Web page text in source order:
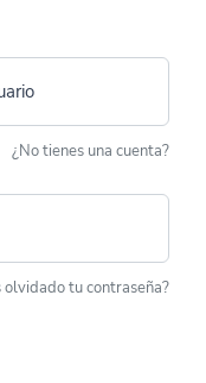
¿No tienes una cuenta?
olvidado tu contraseña?